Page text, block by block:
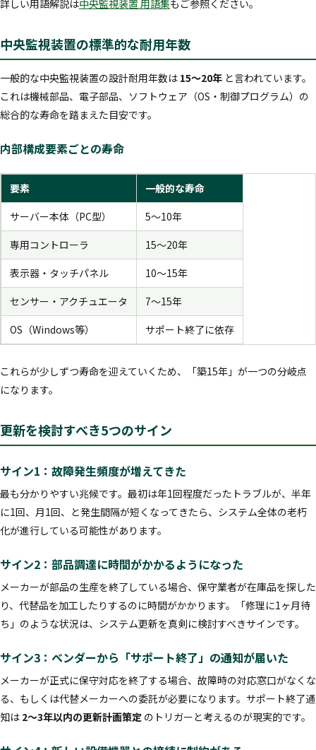
詳しい用語解説は中央監視装置 用語集もご参照ください。
中央監視装置の標準的な耐用年数
一般的な中央監視装置の設計耐用年数は 15〜20年 と言われています。
これは機械部品、電子部品、ソフトウェア（OS・制御プログラム）の
総合的な寿命を踏まえた目安です。
内部構成要素ごとの寿命
要素
一般的な寿命
サーバー本体（PC型）
5〜10年
専用コントローラ
15〜20年
表示器・タッチパネル
10〜15年
センサー・アクチュエータ
7〜15年
OS（Windows等）
サポート終了に依存
これらが少しずつ寿命を迎えていくため、「築15年」が一つの分岐点
になります。
更新を検討すべき5つのサイン
サイン1：故障発生頻度が増えてきた
最も分かりやすい兆候です。最初は年1回程度だったトラブルが、半年
に1回、月1回、と発生間隔が短くなってきたら、システム全体の老朽
化が進行している可能性があります。
サイン2：部品調達に時間がかかるようになった
メーカーが部品の生産を終了している場合、保守業者が在庫品を探した
り、代替品を加工したりするのに時間がかかります。「修理に1ヶ月待
ち」のような状況は、システム更新を真剣に検討すべきサインです。
サイン3：ベンダーから「サポート終了」の通知が届いた
メーカーが正式に保守対応を終了する場合、故障時の対応窓口がなくな
る、もしくは代替メーカーへの委託が必要になります。サポート終了通
知は 2〜3年以内の更新計画策定 のトリガーと考えるのが現実的です。